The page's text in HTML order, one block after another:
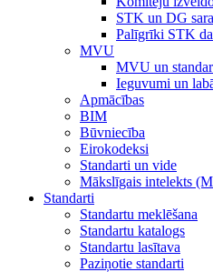
STK un DG
Palīgrīki STK
MVU
MVU un
Ieguvumi un
Apmācības
BIM
Būvniecība
Eirokodeksi
Standarti un vide
Mākslīgais intelekts
Standarti
Standartu meklēšana
Standartu katalogs
Standartu lasītava
Paziņotie standarti